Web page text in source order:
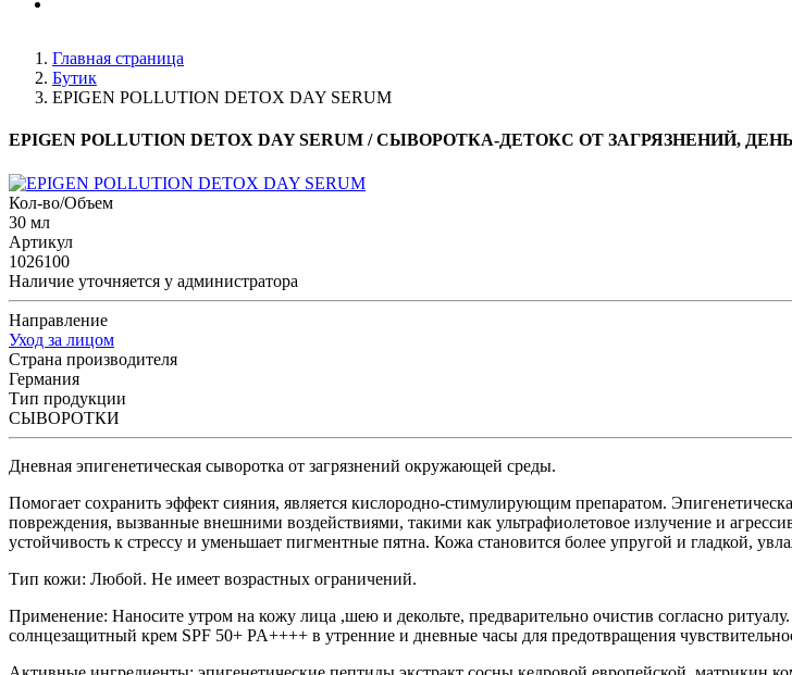
Главная страница
Бутик
EPIGEN POLLUTION DETOX DAY SERUM
EPIGEN POLLUTION DETOX DAY SERUM / СЫВОРОТКА-ДЕТОКС ОТ ЗАГРЯЗНЕНИЙ,
Кол-во/Объем
30 мл
Артикул
1026100
Наличие уточняется у администратора
Направление
Уход за лицом
Страна производителя
Германия
Тип продукции
СЫВОРОТКИ
Дневная эпигенетическая сыворотка от загрязнений окружающей среды.
Помогает сохранить эффект сияния, является кислородно-стимулирующим препаратом.
повреждения, вызванные внешними воздействиями, такими как ультрафиолетовое излучение и
устойчивость к стрессу и уменьшает пигментные пятна. Кожа становится более упругой и гладкой,
Тип кожи: Любой. Не имеет возрастных ограничений.
Применение: Наносите утром на кожу лица ,шею и декольте, предварительно очистив согласно
солнцезащитный крем SPF 50+ PA++++ в утренние и дневные часы для предотвращения